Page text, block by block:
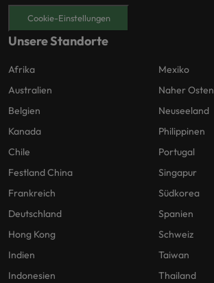
Cookie-Einstellungen
Unsere Standorte
Afrika
Australien
Belgien
Kanada
Chile
Festland China
Frankreich
Deutschland
Hong Kong
Indien
Indonesien
Mexiko
Naher Osten
Neuseeland
Philippinen
Portugal
Singapur
Südkorea
Spanien
Schweiz
Taiwan
Thailand